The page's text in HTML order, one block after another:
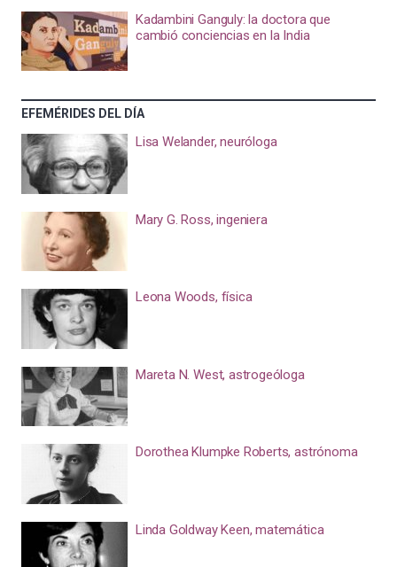
Kadambini Ganguly: la doctora que
cambió conciencias en la India
EFEMÉRIDES DEL DÍA
Lisa Welander, neuróloga
Mary G. Ross, ingeniera
Leona Woods, física
Mareta N. West, astrogeóloga
Dorothea Klumpke Roberts, astrónoma
Linda Goldway Keen, matemática